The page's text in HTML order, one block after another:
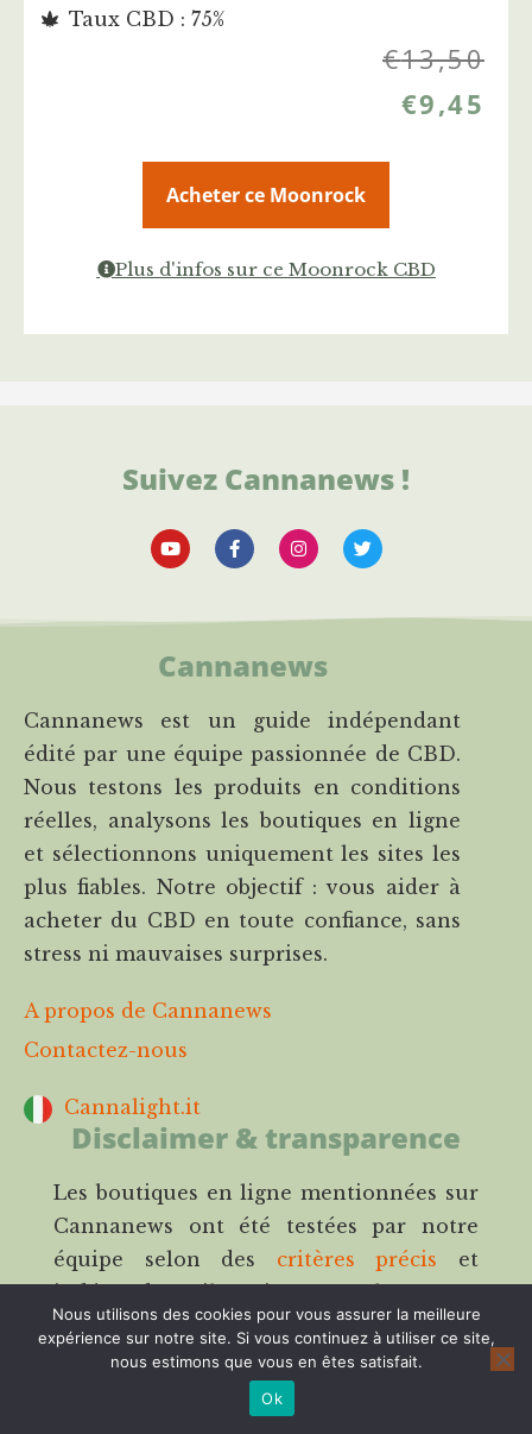
Taux CBD : 75%
€13,50
€9,45
Acheter ce Moonrock
Plus d'infos sur ce Moonrock CBD
Suivez Cannanews !
Cannanews
Cannanews est un guide indépendant
édité par une équipe passionnée de CBD.
Nous testons les produits en conditions
réelles, analysons les boutiques en ligne
et sélectionnons uniquement les sites les
plus fiables. Notre objectif : vous aider à
acheter du CBD en toute confiance, sans
stress ni mauvaises surprises.
A propos de Cannanews
Contactez-nous
Cannalight.it
Disclaimer & transparence
Les boutiques en ligne mentionnées sur
Cannanews ont été testées par notre
équipe selon des critères précis et
une analyse en laboratoire ou un avis
médical. Notre modèle repose sur
l’affiliation : cela signifie que nous
Nous utilisons des cookies pour vous assurer la meilleure
expérience sur notre site. Si vous continuez à utiliser ce site,
nous estimons que vous en êtes satisfait.
Ok